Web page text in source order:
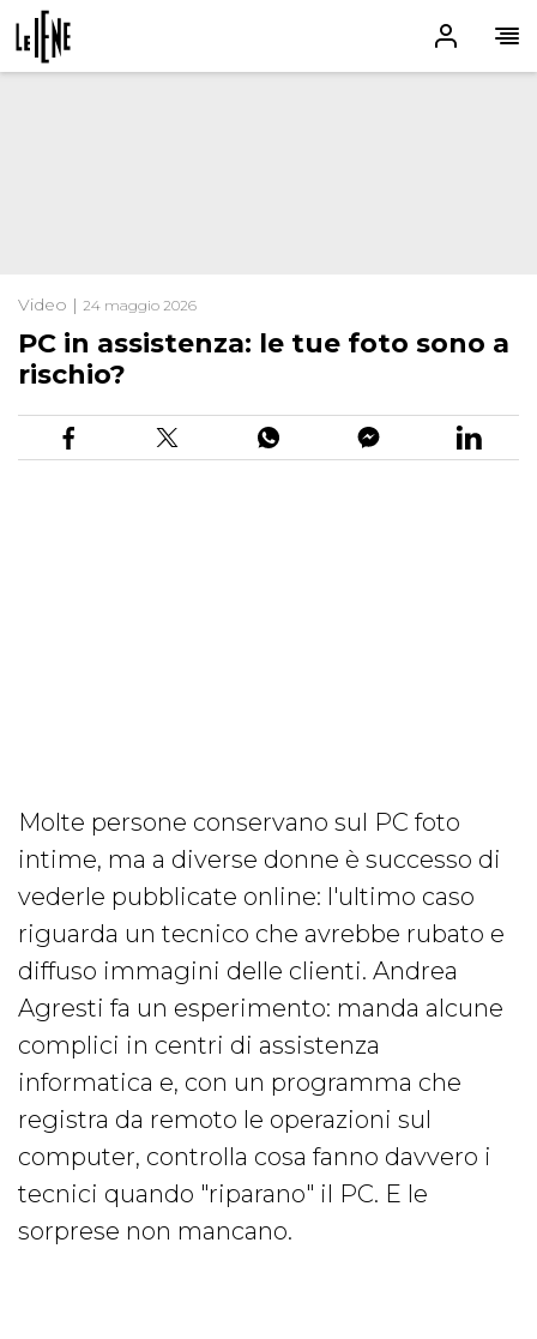
Video | 24 maggio 2026
PC in assistenza: le tue foto sono a
rischio?
Molte persone conservano sul PC foto
intime, ma a diverse donne è successo di
vederle pubblicate online: l'ultimo caso
riguarda un tecnico che avrebbe rubato e
diffuso immagini delle clienti. Andrea
Agresti fa un esperimento: manda alcune
complici in centri di assistenza
informatica e, con un programma che
registra da remoto le operazioni sul
computer, controlla cosa fanno davvero i
tecnici quando "riparano" il PC. E le
sorprese non mancano.